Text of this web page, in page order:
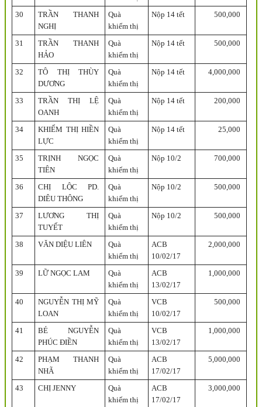
30
TRẦN THANH
NGHỊ
Quà
khiếm thị
Nộp 14 tết 500,000
31
TRẦN THANH
HẢO
Quà
khiếm thị
Nộp 14 tết 500,000
32
TÔ THỊ THÙY
DƯƠNG
Quà
khiếm thị
Nộp 14 tết 4,000,000
33
TRẦN THỊ LỆ
OANH
Quà
khiếm thị
Nộp 14 tết 200,000
34
KHIẾM THỊ HIỀN
LỰC
Quà
khiếm thị
Nộp 14 tết 25,000
35
TRỊNH NGỌC
TIÊN
Quà
khiếm thị
Nộp 10/2 700,000
36
CHỊ LỘC PD.
DIÊU THÔNG
Quà
khiếm thị
Nộp 10/2 500,000
37
LƯƠNG THỊ
TUYẾT
Quà
khiếm thị
Nộp 10/2 500,000
38 VĂN DIỆU LIÊN
Quà
khiếm thị
ACB
10/02/17
2,000,000
39 LỮ NGỌC LAM
Quà
khiếm thị
ACB
13/02/17
1,000,000
40
NGUYỄN THỊ MỸ
LOAN
Quà
khiếm thị
VCB
10/02/17
500,000
41
BÉ NGUYỄN
PHÚC ĐIỀN
Quà
khiếm thị
VCB
13/02/17
1,000,000
42
PHẠM THANH
NHÃ
Quà
khiếm thị
ACB
17/02/17
5,000,000
43 CHỊ JENNY
Quà
khiếm thị
ACB
17/02/17
3,000,000